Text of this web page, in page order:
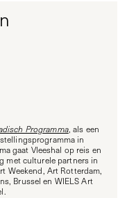
Programma, als een
in
gaat Vleeshal op reis en
met culturele partners in
Weekend, Art Rotterdam,
Brussel en WIELS Art